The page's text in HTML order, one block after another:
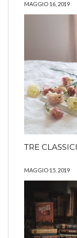
MAGGIO 16, 2019
TRE
MAGGIO 15, 2019